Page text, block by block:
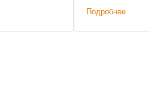
Подробнее